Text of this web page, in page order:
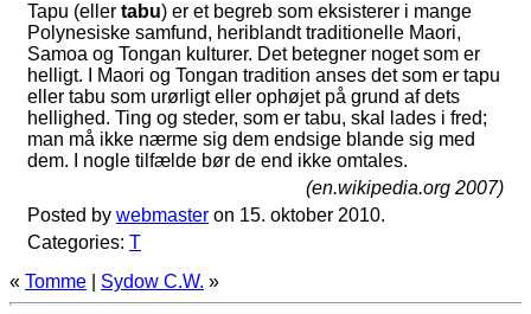
Tapu (eller tabu) er et begreb som eksisterer i mange
Polynesiske samfund, heriblandt traditionelle Maori,
Samoa og Tongan kulturer. Det betegner noget som er
helligt. I Maori og Tongan tradition anses det som er tapu
eller tabu som urørligt eller ophøjet på grund af dets
hellighed. Ting og steder, som er tabu, skal lades i fred;
man må ikke nærme sig dem endsige blande sig med
dem. I nogle tilfælde bør de end ikke omtales.
(en.wikipedia.org 2007)
Posted by webmaster on 15. oktober 2010.
Categories: T
« Tomme Sydow C.W. »